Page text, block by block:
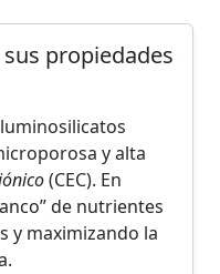
propiedades
y alta
(CEC). En
de nutrientes
y maximizando la